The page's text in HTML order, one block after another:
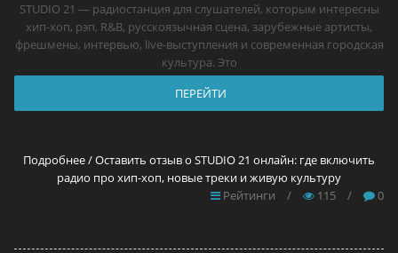
STUDIO 21 — радиостанция для слушателей, которым интересны
хип-хоп, рэп, R&B, русскоязычная сцена, зарубежные артисты,
фрешмены, интервью, live-выступления и современная городская
культура. Это
ПЕРЕЙТИ
Подробнее / Оставить отзыв о STUDIO 21 онлайн: где включить
радио про хип-хоп, новые треки и живую культуру
Рейтинги
/ 115 / 0